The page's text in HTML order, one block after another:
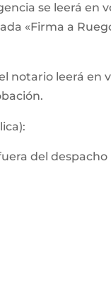
se leerá en
«Firma a
notario leerá en
del despacho